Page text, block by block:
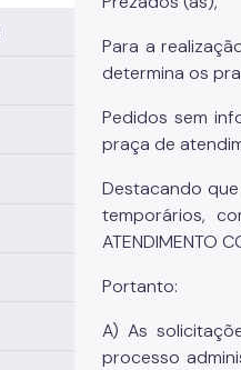
Para a
determina os
Pedidos sem
praça de
Destacando
temporários,
ATENDIMENTO
Portanto:
A) As
processo